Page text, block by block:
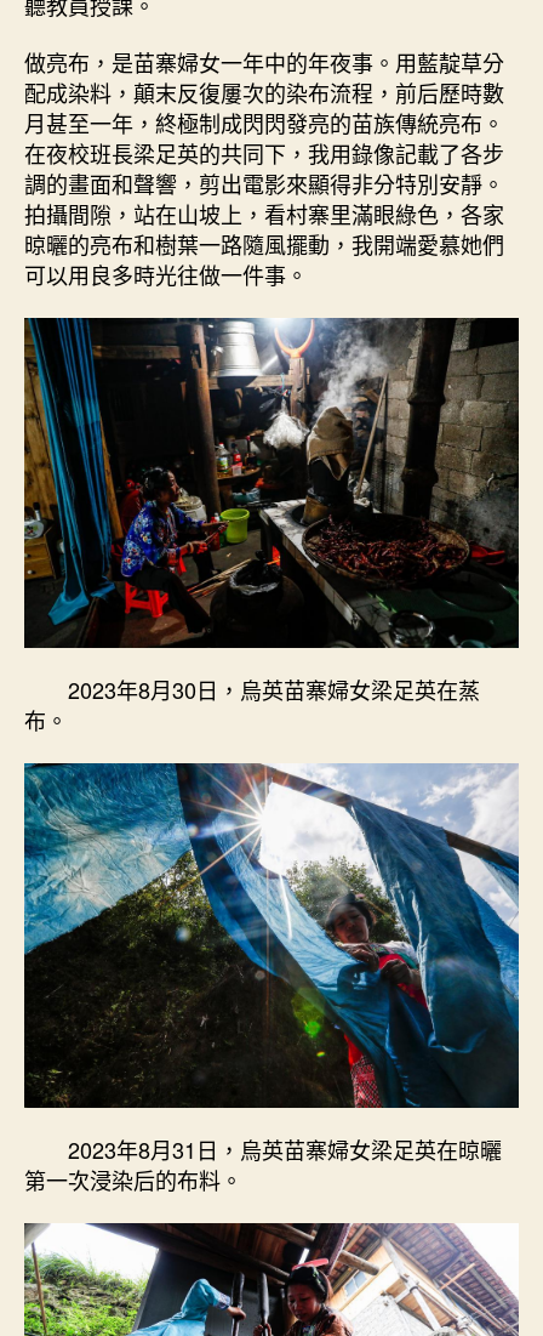
做亮布，是苗寨婦女一年中的年夜事。用藍靛草分
配成染料，顛末反復屢次的染布流程，前后歷時數
月甚至一年，終極制成閃閃發亮的苗族傳統亮布。
在夜校班長梁足英的共同下，我用錄像記載了各步
調的畫面和聲響，剪出電影來顯得非分特別安靜。
拍攝間隙，站在山坡上，看村寨里滿眼綠色，各家
晾曬的亮布和樹葉一路隨風擺動，我開端愛慕她們
可以用良多時光往做一件事。
2023年8月30日，烏英苗寨婦女梁足英在蒸
布。
2023年8月31日，烏英苗寨婦女梁足英在晾曬
第一次浸染后的布料。